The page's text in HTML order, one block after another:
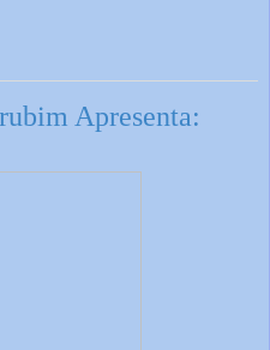
Apresenta: